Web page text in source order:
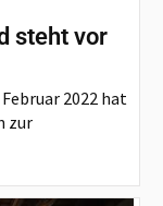
steht vor
2022 hat
zur